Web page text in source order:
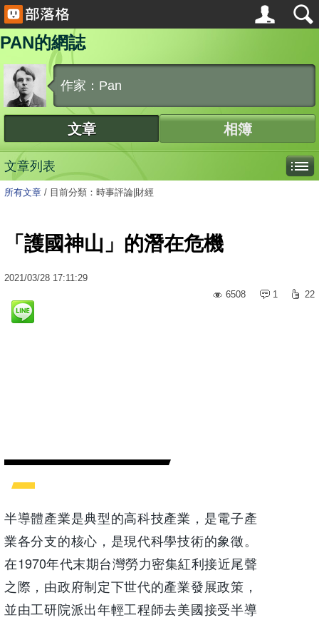
PAN的網誌
作家：Pan
文章 相簿
文章列表
所有文章 / 目前分類：時事評論|財經
「護國神山」的潛在危機
2021/03/28 17:11:29
6508
1 22
半導體產業是典型的高科技產業，是電子產
業各分支的核心，是現代科學技術的象徵。
在1970年代末期台灣勞力密集紅利接近尾聲
之際，由政府制定下世代的產業發展政策，
並由工研院派出年輕工程師去美國接受半導